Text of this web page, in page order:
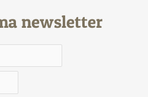
newsletter